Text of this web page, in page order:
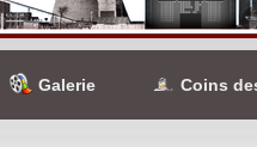
Galerie Coins